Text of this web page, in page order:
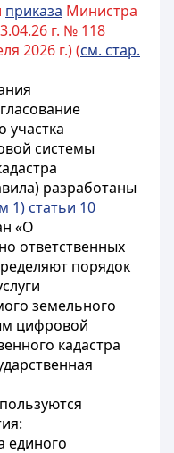
приказа Министра
г. № 118
2026 г.) (см. стар.
участка
системы
разработаны
1) статьи 10
«О
ответственных
порядок
земельного
цифровой
кадастра
единого